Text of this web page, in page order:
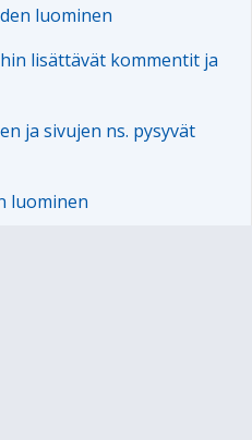
luominen
lisättävät kommentit ja
ja sivujen ns. pysyvät
luominen